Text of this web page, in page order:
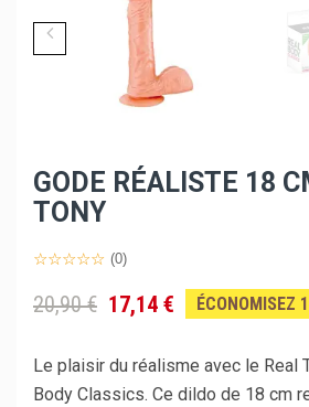
GODE RÉALISTE 18
TONY
(0)
20,90 € 17,14 € ÉCONOMISEZ
Le plaisir du réalisme avec le Real
Body Classics. Ce dildo de 18 cm